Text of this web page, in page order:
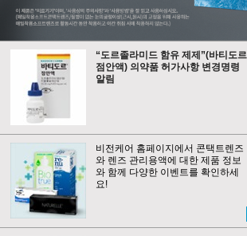
“도르졸라미드 함유 제제”(바티도르
점안액) 의약품 허가사항 변경명령
알림
비전케어 홈페이지에서 콘택트렌즈
와 렌즈 관리용액에 대한 제품 정보
와 함께 다양한 이벤트를 확인하세
요!